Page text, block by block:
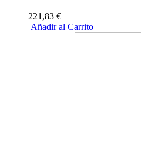
221,83 €
Añadir al Carrito